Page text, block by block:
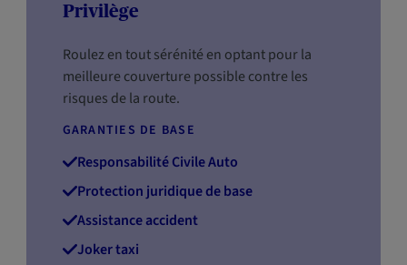
Privilège
Roulez en tout sérénité en optant pour la
meilleure couverture possible contre les
risques de la route.
GARANTIES DE BASE
Responsabilité Civile Auto
Protection juridique de base
Assistance accident
Joker taxi